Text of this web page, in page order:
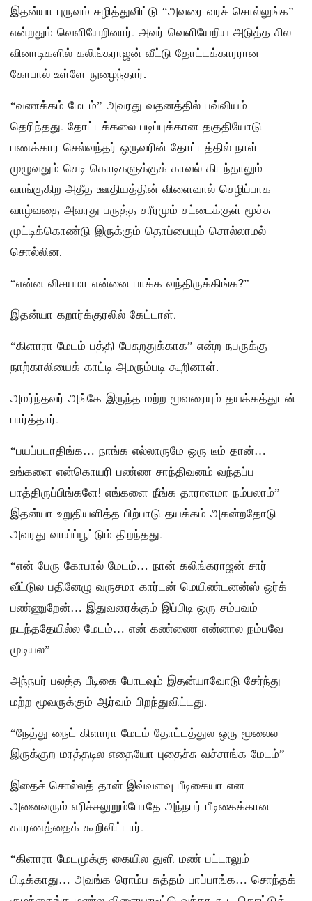
இதன்யா புருவம் சுழித்துவிட்டு “அவரை வரச் சொல்லுங்க”
என்றதும் வெளியேறினார். அவர் வெளியேறிய அடுத்த சில
வினாடிகளில் கலிங்கராஜன் வீட்டு தோட்டக்காரரான
கோபால் உள்ளே நுழைந்தார்.
“வணக்கம் மேடம்” அவரது வதனத்தில் பவ்வியம்
தெரிந்தது. தோட்டக்கலை படிப்புக்கான தகுதியோடு
பணக்கார செல்வந்தர் ஒருவரின் தோட்டத்தில் நாள்
முழுவதும் செடி கொடிகளுக்குக் காவல் கிடந்தாலும்
வாங்குகிற அதீத ஊதியத்தின் விளைவால் செழிப்பாக
வாழ்வதை அவரது பருத்த சரீரமும் சட்டைக்குள் மூச்சு
முட்டிக்கொண்டு இருக்கும் தொப்பையும் சொல்லாமல்
சொல்லின.
“என்ன விசயமா என்னை பாக்க வந்திருக்கிங்க?”
இதன்யா கறார்க்குரலில் கேட்டாள்.
“கிளாரா மேடம் பத்தி பேசுறதுக்காக” என்ற நபருக்கு
நாற்காலியைக் காட்டி அமரும்படி கூறினாள்.
அமர்ந்தவர் அங்கே இருந்த மற்ற மூவரையும் தயக்கத்துடன்
பார்த்தார்.
“பயப்படாதிங்க… நாங்க எல்லாருமே ஒரு டீம் தான்…
உங்களை என்கொயரி பண்ண சாந்திவனம் வந்தப்ப
பாத்திருப்பிங்களே! எங்களை நீங்க தாராளமா நம்பலாம்”
இதன்யா உறுதியளித்த பிற்பாடு தயக்கம் அகன்றதோடு
அவரது வாய்ப்பூட்டும் திறந்தது.
“என் பேரு கோபால் மேடம்… நான் கலிங்கராஜன் சார்
வீட்டுல பதினேழு வருசமா கார்டன் மெயிண்டனன்ஸ் ஒர்க்
பண்ணுறேன்… இதுவரைக்கும் இப்பிடி ஒரு சம்பவம்
நடந்ததேயில்ல மேடம்… என் கண்ணை என்னால நம்பவே
முடியல”
அந்நபர் பலத்த பீடிகை போடவும் இதன்யாவோடு சேர்ந்து
மற்ற மூவருக்கும் ஆர்வம் பிறந்துவிட்டது.
“நேத்து நைட் கிளாரா மேடம் தோட்டத்துல ஒரு மூலைல
இருக்குற மரத்தடில எதையோ புதைச்சு வச்சாங்க மேடம்”
இதைச் சொல்லத் தான் இவ்வளவு பீடிகையா என
அனைவரும் எரிச்சலுறும்போதே அந்நபர் பீடிகைக்கான
காரணத்தைக் கூறிவிட்டார்.
“கிளாரா மேடமுக்கு கையில துளி மண் பட்டாலும்
பிடிக்காது… அவங்க ரொம்ப சுத்தம் பாப்பாங்க… சொந்தக்